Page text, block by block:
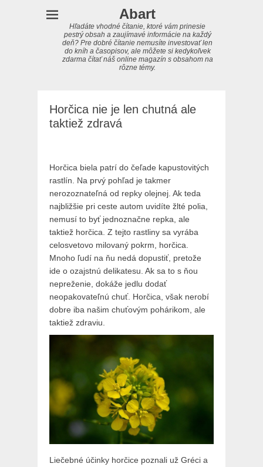
Abart
Hľadáte vhodné čítanie, ktoré vám prinesie
pestrý obsah a zaujímavé informácie na každý
deň? Pre dobré čítanie nemusíte investovať len
do kníh a časopisov, ale môžete si kedykoľvek
zdarma čítať náš online magazín s obsahom na
rôzne témy.
Horčica nie je len chutná ale
taktiež zdravá
Horčica biela patrí do čeľade kapustovitých
rastlín. Na prvý pohľad je takmer
nerozoznateľná od repky olejnej. Ak teda
najbližšie pri ceste autom uvidíte žlté polia,
nemusí to byť jednoznačne repka, ale
taktiež horčica. Z tejto rastliny sa vyrába
celosvetovo milovaný pokrm, horčica.
Mnoho ľudí na ňu nedá dopustiť, pretože
ide o ozajstnú delikatesu. Ak sa to s ňou
nepreženie, dokáže jedlu dodať
neopakovateľnú chuť. Horčica, však nerobí
dobre iba našim chuťovým pohárikom, ale
taktiež zdraviu.
Liečebné účinky horčice poznali už Gréci a